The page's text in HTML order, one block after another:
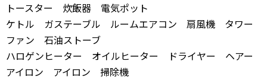
トースター 炊飯器 電気ポット
ケトル ガステーブル ルームエアコン 扇風機 タワー
ファン 石油ストーブ
ハロゲンヒーター オイルヒーター ドライヤー ヘアー
アイロン アイロン 掃除機